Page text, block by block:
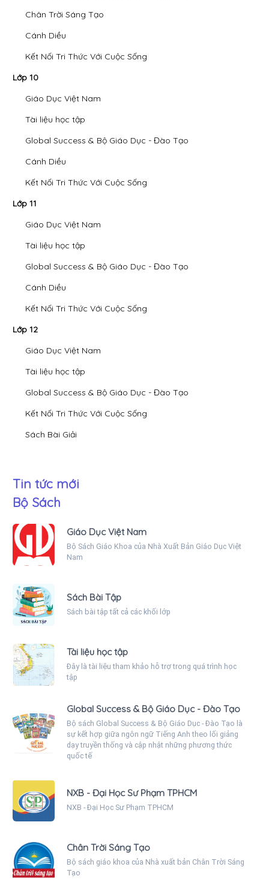
Chân Trời Sáng Tạo
Cánh Diều
Kết Nối Tri Thức Với Cuộc Sống
Lớp 10
Giáo Dục Việt Nam
Tài liệu học tập
Global Success & Bộ Giáo Dục - Đào Tạo
Cánh Diều
Kết Nối Tri Thức Với Cuộc Sống
Lớp 11
Giáo Dục Việt Nam
Tài liệu học tập
Global Success & Bộ Giáo Dục - Đào Tạo
Cánh Diều
Kết Nối Tri Thức Với Cuộc Sống
Lớp 12
Giáo Dục Việt Nam
Tài liệu học tập
Global Success & Bộ Giáo Dục - Đào Tạo
Kết Nối Tri Thức Với Cuộc Sống
Sách Bài Giải
Tin tức mới
Bộ Sách
Giáo Dục Việt Nam
Bộ Sách Giáo Khoa của Nhà Xuất Bản Giáo Dục Việt
Nam
Sách Bài Tập
Sách bài tập tất cả các khối lớp
Tài liệu học tập
Đây là tài liệu tham khảo hỗ trợ trong quá trình học
tập
Global Success & Bộ Giáo Dục - Đào Tạo
Bộ sách Global Success & Bộ Giáo Dục - Đào Tạo là
sự kết hợp giữa ngôn ngữ Tiếng Anh theo lối giảng
dạy truyền thống và cập nhật những phương thức
quốc tế
NXB - Đại Học Sư Phạm TPHCM
NXB - Đại Học Sư Phạm TPHCM
Chân Trời Sáng Tạo
Bộ sách giáo khoa của Nhà xuất bản Chân Trời Sáng
Tạo